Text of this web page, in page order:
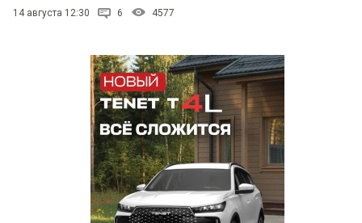
14 августа 12:30 6 4577